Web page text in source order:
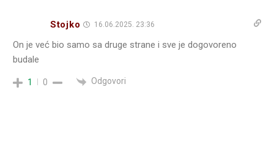
Stojko 16.06.2025. 23:36
On je već bio samo sa druge strane i sve je dogovoreno
budale
1 0 Odgovori